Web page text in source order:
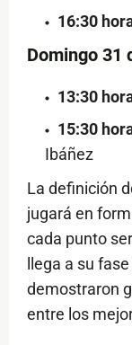
16:30
Domingo 31
13:30
15:30
Ibáñez
La definición
jugará en
cada punto
llega a su
demostraron
entre los